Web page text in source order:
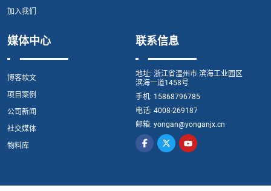
加入我们
媒体中心
博客软文
项目案例
公司新闻
社交媒体
物料库
联系信息
地址: 浙江省温州市 滨海工业园区
滨海一道1458号
手机: 15868796785
电话: 4008-269187
邮箱: yongan@yonganjx.cn